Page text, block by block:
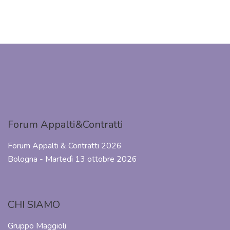
Forum Appalti&Contratti
Forum Appalti & Contratti 2026
Bologna - Martedì 13 ottobre 2026
CHI SIAMO
Gruppo Maggioli